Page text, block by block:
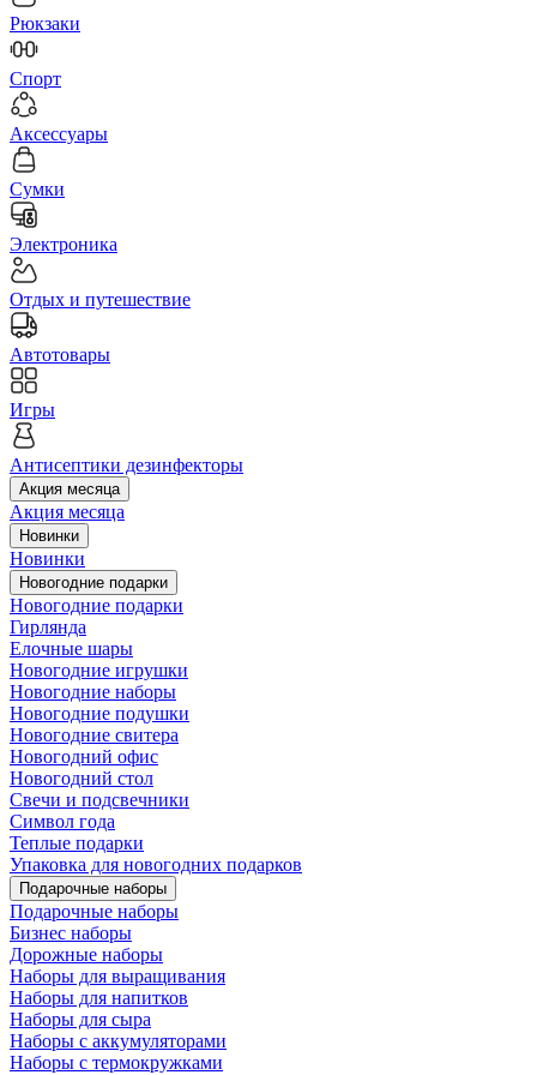
Рюкзаки
Спорт
Аксессуары
Сумки
Электроника
Отдых и путешествие
Автотовары
Игры
Антисептики дезинфекторы
Акция месяца
Акция месяца
Новинки
Новинки
Новогодние подарки
Новогодние подарки
Гирлянда
Елочные шары
Новогодние игрушки
Новогодние наборы
Новогодние подушки
Новогодние свитера
Новогодний офис
Новогодний стол
Свечи и подсвечники
Символ года
Теплые подарки
Упаковка для новогодних подарков
Подарочные наборы
Подарочные наборы
Бизнес наборы
Дорожные наборы
Наборы для выращивания
Наборы для напитков
Наборы для сыра
Наборы с аккумуляторами
Наборы с термокружками